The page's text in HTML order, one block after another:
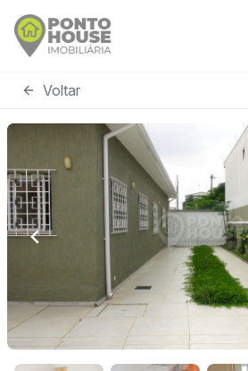
Voltar